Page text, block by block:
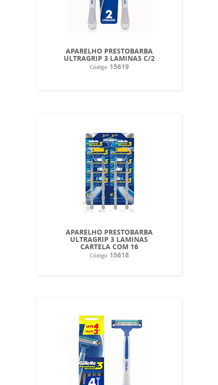
APARELHO PRESTOBARBA
ULTRAGRIP 3 LAMINAS C/2
Código15619
APARELHO PRESTOBARBA
ULTRAGRIP 3 LAMINAS
CARTELA COM 16
Código15618